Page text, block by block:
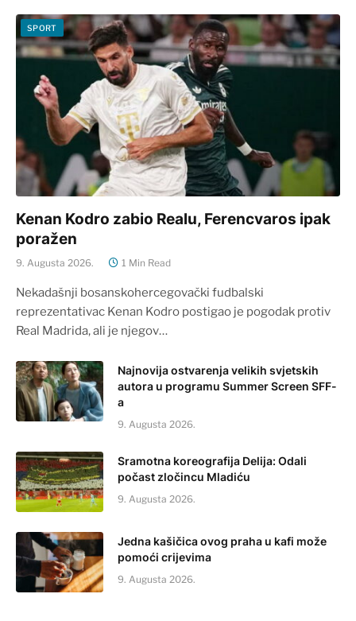
SPORT
Kenan Kodro zabio Realu, Ferencvaros ipak
poražen
9. Augusta 2026. 1 Min Read
Nekadašnji bosanskohercegovački fudbalski
reprezentativac Kenan Kodro postigao je pogodak protiv
Real Madrida, ali je njegov…
Najnovija ostvarenja velikih svjetskih
autora u programu Summer Screen SFF-
a
9. Augusta 2026.
Sramotna koreografija Delija: Odali
počast zločincu Mladiću
9. Augusta 2026.
Jedna kašičica ovog praha u kafi može
pomoći crijevima
9. Augusta 2026.